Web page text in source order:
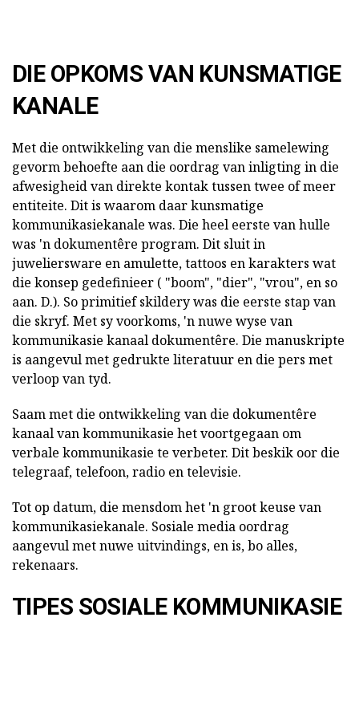
DIE OPKOMS VAN KUNSMATIGE
KANALE
Met die ontwikkeling van die menslike samelewing
gevorm behoefte aan die oordrag van inligting in die
afwesigheid van direkte kontak tussen twee of meer
entiteite. Dit is waarom daar kunsmatige
kommunikasiekanale was. Die heel eerste van hulle
was 'n dokumentêre program. Dit sluit in
juweliersware en amulette, tattoos en karakters wat
die konsep gedefinieer ( "boom", "dier", "vrou", en so
aan. D.). So primitief skildery was die eerste stap van
die skryf. Met sy voorkoms, 'n nuwe wyse van
kommunikasie kanaal dokumentêre. Die manuskripte
is aangevul met gedrukte literatuur en die pers met
verloop van tyd.
Saam met die ontwikkeling van die dokumentêre
kanaal van kommunikasie het voortgegaan om
verbale kommunikasie te verbeter. Dit beskik oor die
telegraaf, telefoon, radio en televisie.
Tot op datum, die mensdom het 'n groot keuse van
kommunikasiekanale. Sosiale media oordrag
aangevul met nuwe uitvindings, en is, bo alles,
rekenaars.
TIPES SOSIALE KOMMUNIKASIE